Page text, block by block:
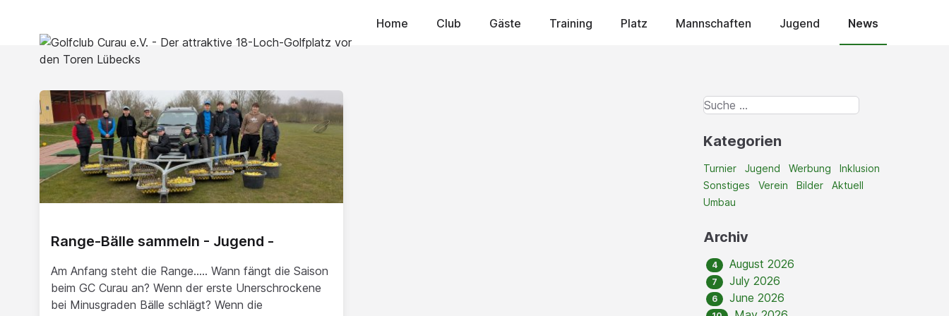
Home Club Gäste Training Platz Mannschaften Jugend News
Range-Bälle sammeln - Jugend -
Am Anfang steht die Range..... Wann fängt die Saison
beim GC Curau an? Wenn der erste Unerschrockene
bei Minusgraden Bälle schlägt? Wenn die
Kategorien
Turnier Jugend Werbung
Inklusion
Sonstiges
Verein Bilder
Aktuell
Umbau
Archiv
4 August 2026
7 July 2026
6 June 2026